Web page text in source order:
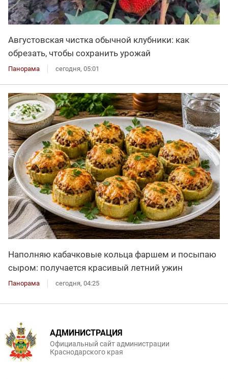
Августовская чистка обычной клубники: как
обрезать, чтобы сохранить урожай
Панорама сегодня, 05:01
Наполняю кабачковые кольца фаршем и посыпаю
сыром: получается красивый летний ужин
Панорама сегодня, 04:25
АДМИНИСТРАЦИЯ
Официальный сайт администрации
Краснодарского края